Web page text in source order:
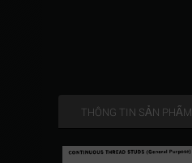
THÔNG TIN SẢN PHẨM